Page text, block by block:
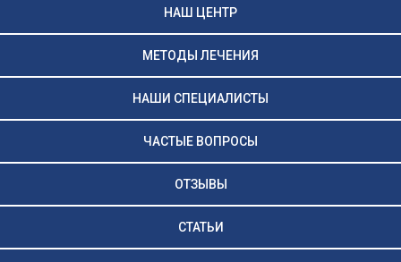
НАШ ЦЕНТР
МЕТОДЫ ЛЕЧЕНИЯ
НАШИ СПЕЦИАЛИСТЫ
ЧАСТЫЕ ВОПРОСЫ
ОТЗЫВЫ
СТАТЬИ